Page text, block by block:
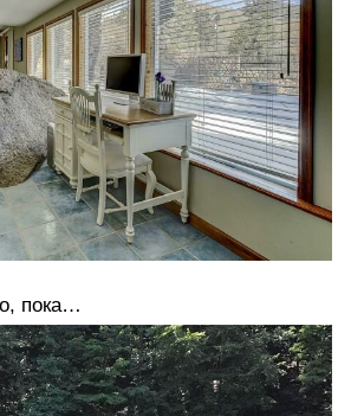
пока…